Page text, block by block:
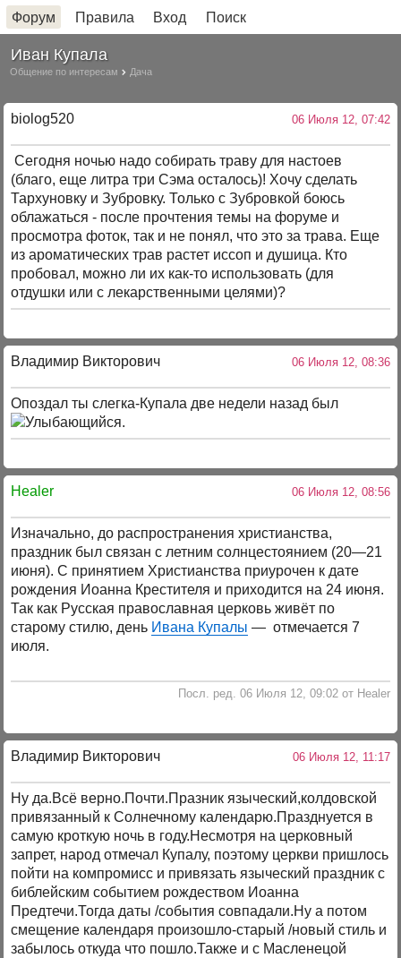
Форум Правила Вход Поиск
Иван Купала
Общение по интересам Дача
biolog520 06 Июля 12, 07:42
Сегодня ночью надо собирать траву для настоев
(благо, еще литра три Сэма осталось)! Хочу сделать
Тархуновку и Зубровку. Только с Зубровкой боюсь
облажаться - после прочтения темы на форуме и
просмотра фоток, так и не понял, что это за трава. Еще
из ароматических трав растет иссоп и душица. Кто
пробовал, можно ли их как-то использовать (для
отдушки или с лекарственными целями)?
Владимир Викторович 06 Июля 12, 08:36
Опоздал ты слегка-Купала две недели назад был
.
Healer 06 Июля 12, 08:56
Изначально, до распространения христианства,
праздник был связан с летним солнцестоянием (20—21
июня). С принятием Христианства приурочен к дате
рождения Иоанна Крестителя и приходится на 24 июня.
Так как Русская православная церковь живёт по
старому стилю, день Ивана Купалы — отмечается 7
июля.
Посл. ред. 06 Июля 12, 09:02 от Healer
Владимир Викторович 06 Июля 12, 11:17
Ну да.Всё верно.Почти.Празник языческий,колдовской
привязанный к Солнечному календарю.Празднуется в
самую кроткую ночь в году.Несмотря на церковный
запрет, народ от­мечал Купалу, поэтому церкви пришлось
пойти на комп­ромисс и привязать языческий праздник с
библейским событием рождеством Иоанна
Предтечи.Тогда даты /события совпадали.Ну а потом
смещение календаря произошло-старый /новый стиль и
забылось откуда что пошло.Также и с Масленецой